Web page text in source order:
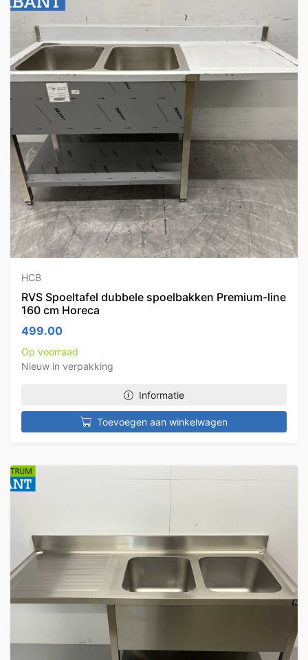
HCB
RVS Spoeltafel dubbele spoelbakken Premium-line
160 cm Horeca
499.00
Op voorraad
Nieuw in verpakking
Informatie
Toevoegen aan winkelwagen